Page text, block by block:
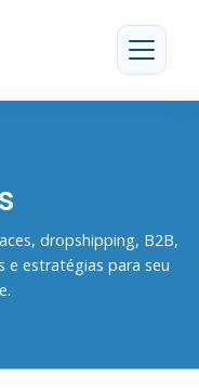
dropshipping, B2B,
e estratégias para seu